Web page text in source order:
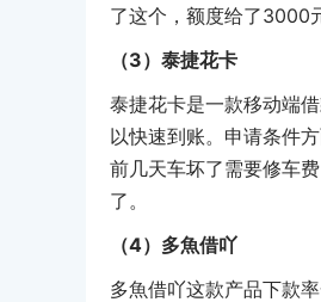
了这个，额度给了3000
（3）泰捷花卡
泰捷花卡是一款移动端
以快速到账。申请条件
前几天车坏了需要修车
了。
（4）多魚借吖
多魚借吖这款产品下款